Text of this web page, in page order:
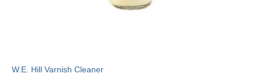
W.E. Hill Varnish Cleaner